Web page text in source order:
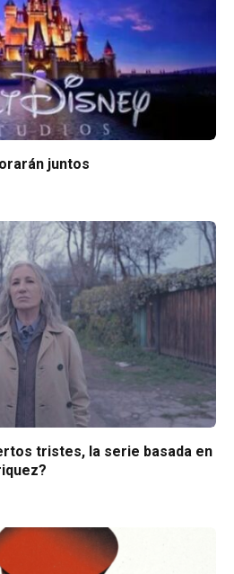
juntos
tristes, la serie basada en